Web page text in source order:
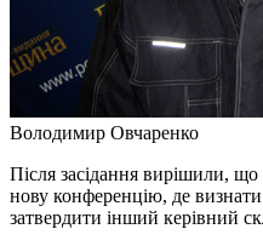
Володимир Овчаренко
Після засідання вирішили,
нову конференцію, де визнати
затвердити інший керівний